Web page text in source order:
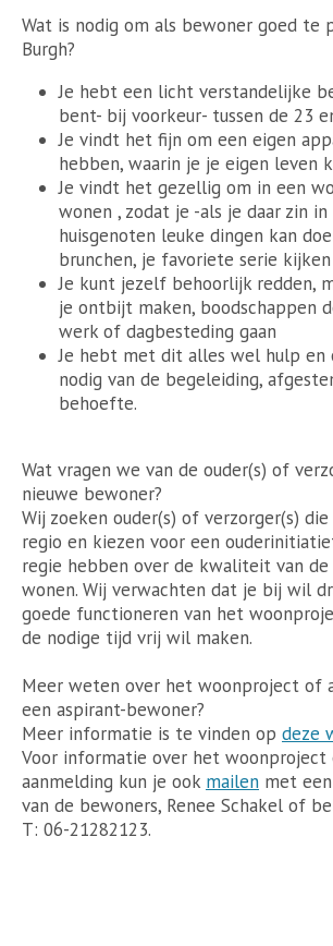
Wat is nodig om als bewoner goed te
Burgh?
Je hebt een licht verstandelijke
bent- bij voorkeur- tussen de 23
Je vindt het fijn om een eigen
hebben, waarin je je eigen leven
Je vindt het gezellig om in een
wonen , zodat je -als je daar zin
huisgenoten leuke dingen kan
brunchen, je favoriete serie
Je kunt jezelf behoorlijk redden,
je ontbijt maken, boodschappen
werk of dagbesteding gaan
Je hebt met dit alles wel hulp en
nodig van de begeleiding,
behoefte.
Wat vragen we van de ouder(s) of
nieuwe bewoner?
Wij zoeken ouder(s) of verzorger(s)
regio en kiezen voor een
regie hebben over de kwaliteit van
wonen. Wij verwachten dat je bij wil
goede functioneren van het
de nodige tijd vrij wil maken.
Meer weten over het woonproject of
een aspirant-bewoner?
Meer informatie is te vinden op deze
Voor informatie over het
aanmelding kun je ook mailen met
van de bewoners, Renee Schakel of
T: 06-21282123.